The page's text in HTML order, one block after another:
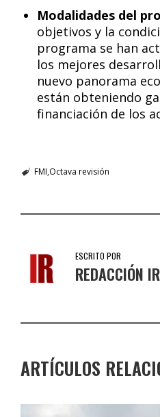
Modalidades del
objetivos y la
programa se han
los mejores
nuevo panorama
están obteniendo
financiación de los
FMI Octava revisión
ESCRITO POR
REDACCIÓN IR
ARTÍCULOS